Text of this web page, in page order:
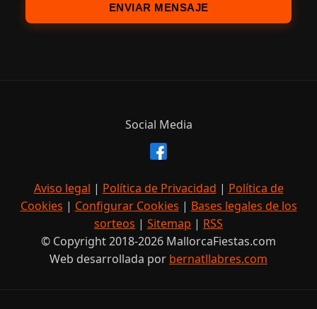
ENVIAR MENSAJE
Social Media
Aviso legal | Política de Privacidad | Política de
Cookies | Configurar Cookies | Bases legales de los
sorteos | Sitemap | RSS
© Copyright 2018-2026 MallorcaFiestas.com
Web desarrollada por bernatllabres.com